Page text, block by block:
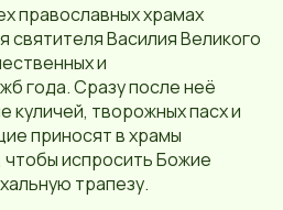
православных храмах
святителя Василия Великого
и
года. Сразу после неё
куличей, творожных пасх и
приносят в храмы
испросить Божие
трапезу.